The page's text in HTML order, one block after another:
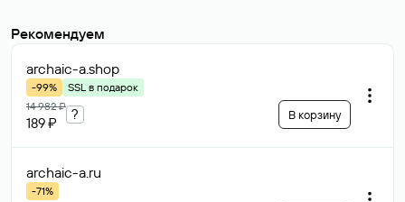
Рекомендуем
archaic-a.shop
-99%
SSL в подарок
14 982 ₽
189 ₽
? В корзину
archaic-a.ru
-71%